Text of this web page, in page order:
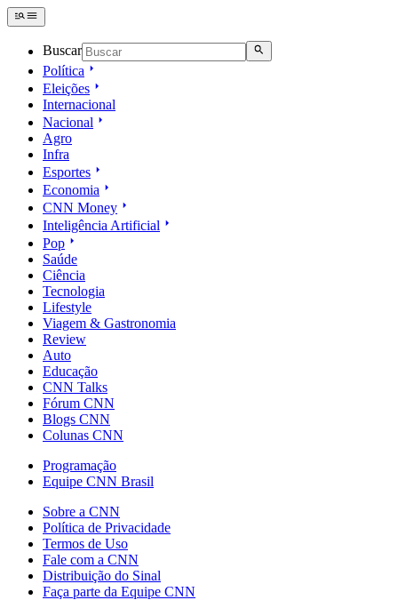
Buscar
Política
Eleições
Internacional
Nacional
Agro
Infra
Esportes
Economia
CNN Money
Inteligência Artificial
Pop
Saúde
Ciência
Tecnologia
Lifestyle
Viagem & Gastronomia
Review
Auto
Educação
CNN Talks
Fórum CNN
Blogs CNN
Colunas CNN
Programação
Equipe CNN Brasil
Sobre a CNN
Política de Privacidade
Termos de Uso
Fale com a CNN
Distribuição do Sinal
Faça parte da Equipe CNN